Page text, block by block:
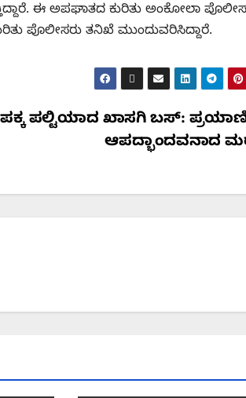
ಈ ಅಪಘಾತದ ಕುರಿತು ಅಂಕೋಲಾ
ಪೊಲೀಸರು ತನಿಖೆ ಮುಂದುವರಿಸಿದ್ದಾರೆ.
ಪಕ್ಕ ಪಲ್ಟಿಯಾದ ಖಾಸಗಿ ಬಸ್:
ಆಪದ್ಭಾಂದವನಾದ